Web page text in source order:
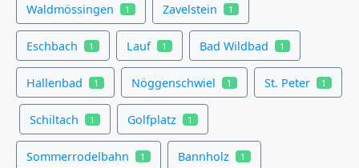
Waldmössingen 1 Zavelstein 1
Eschbach 1 Lauf 1 Bad Wildbad 1
Hallenbad 1 Nöggenschwiel 1 St. Peter 1
Schiltach 1 Golfplatz 1
Sommerrodelbahn 1 Bannholz 1